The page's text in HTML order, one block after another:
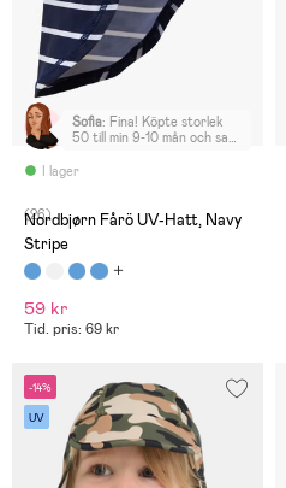
I lager
Sofia: Fina! Köpte storlek
50 till min 9-10 mån och satt
överdrivet
(26)
Nordbjørn Fårö UV-Hatt, Navy
Stripe
59 kr
Tid. pris: 69 kr
-14%
UV